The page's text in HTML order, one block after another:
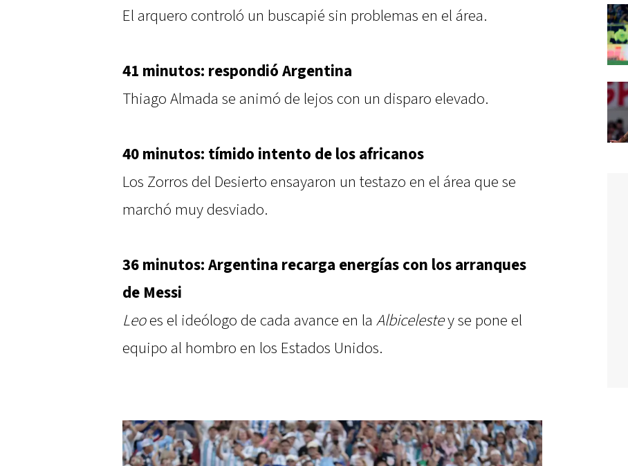
El arquero controló un buscapié sin problemas en el área.
41 minutos: respondió Argentina
Thiago Almada se animó de lejos con un disparo elevado.
40 minutos: tímido intento de los africanos
Los Zorros del Desierto ensayaron un testazo en el área que se
marchó muy desviado.
36 minutos: Argentina recarga energías con los arranques
de Messi
Leoes el ideólogo de cada avance en la Albicelestey se pone el
equipo al hombro en los Estados Unidos.